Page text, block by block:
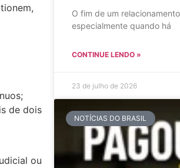
de dois
ou
O fim de um
especialmente quando há
CONTINUE LENDO »
23 de julho de 2026
NOTÍCIAS DO BRASIL